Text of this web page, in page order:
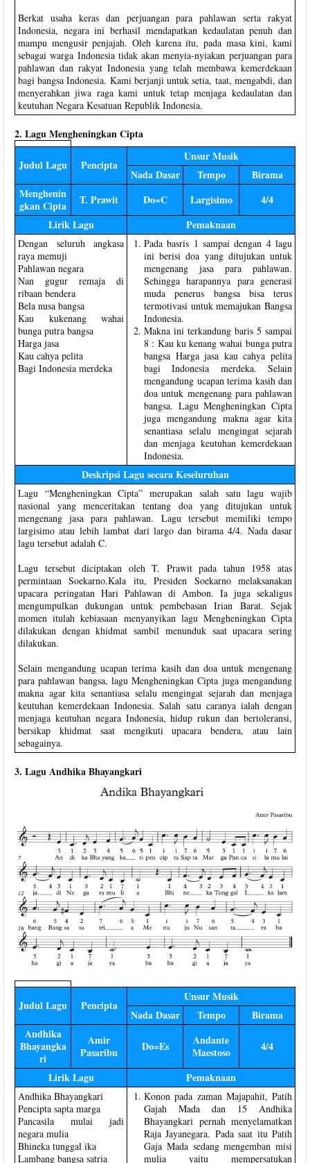
Berkat usaha keras dan perjuangan para pahlawan serta rakyat
Indonesia, negara ini berhasil mendapatkan kedaulatan penuh dan
mampu mengusir penjajah. Oleh karena itu, pada masa kini, kami
sebagai warga Indonesia tidak akan menyia-nyiakan perjuangan para
pahlawan dan rakyat Indonesia yang telah membawa kemerdekaan
bagi bangsa Indonesia. Kami berjanji untuk setia, taat, mengabdi, dan
menyerahkan jiwa raga kami untuk tetap menjaga kedaulatan dan
keutuhan Negara Kesatuan Republik Indonesia.
2. Lagu Mengheningkan Cipta
Judul Lagu Pencipta
Unsur Musik
Nada Dasar
Tempo
Birama
Menghenin
gkan Cipta
T. Prawit Do=C Largisimo
4/4
Lirik Lagu
Pemaknaan
Dengan seluruh angkasa
raya memuji
Pahlawan negara
Nan gugur remaja di
ribaan bendera
Bela nusa bangsa
Kau kukenang wahai
bunga putra bangsa
Harga jasa
Kau cahya pelita
Bagi Indonesia merdeka
Pada basris 1 sampai dengan 4 lagu
ini berisi doa yang ditujukan untuk
mengenang jasa para pahlawan.
Sehingga harapannya para generasi
muda penerus bangsa bisa terus
termotivasi untuk memajukan Bangsa
Indonesia.
Makna ini terkandung baris 5 sampai
8 : Kau ku kenang wahai bunga putra
bangsa Harga jasa kau cahya pelita
bagi Indonesia merdeka. Selain
mengandung ucapan terima kasih dan
doa untuk mengenang para pahlawan
bangsa. Lagu Mengheningkan Cipta
juga mengandung makna agar kita
senantiasa selalu mengingat sejarah
dan menjaga keutuhan kemerdekaan
Indonesia.
Deskripsi Lagu secara Keseluruhan
Lagu “Mengheningkan Cipta” merupakan salah satu lagu wajib
nasional yang menceritakan tentang doa yang ditujukan untuk
mengenang jasa para pahlawan. Lagu tersebut memiliki tempo
largisimo atau lebih lambat dari largo dan birama 4/4. Nada dasar
lagu tersebut adalah C.
Lagu tersebut diciptakan oleh T. Prawit pada tahun 1958 atas
permintaan Soekarno.Kala itu, Presiden Soekarno melaksanakan
upacara peringatan Hari Pahlawan di Ambon. Ia juga sekaligus
mengumpulkan dukungan untuk pembebasan Irian Barat. Sejak
momen itulah kebiasaan menyanyikan lagu Mengheningkan Cipta
dilakukan dengan khidmat sambil menunduk saat upacara sering
dilakukan.
Selain mengandung ucapan terima kasih dan doa untuk mengenang
para pahlawan bangsa, lagu Mengheningkan Cipta juga mengandung
makna agar kita senantiasa selalu mengingat sejarah dan menjaga
keutuhan kemerdekaan Indonesia. Salah satu caranya ialah dengan
menjaga keutuhan negara Indonesia, hidup rukun dan bertoleransi,
bersikap khidmat saat mengikuti upacara bendera, atau lain
sebagainya.
3. Lagu Andhika Bhayangkari
Judul Lagu Pencipta
Unsur Musik
Nada Dasar
Tempo
Birama
Andhika
Bhayangka
ri
Amir
Pasaribu
Do=Es
Andante
Maestoso
4/4
Lirik Lagu Pemaknaan
Andhika Bhayangkari
Pencipta sapta marga
Pancasila mulai jadi
negara mulia
Bhineka tunggal ika
Lambang bangsa satria
Konon pada zaman Majapahit, Patih
Gajah Mada dan 15 Andhika
Bhayangkari pernah menyelamatkan
Raja Jayanegara. Pada saat itu Patih
Gaja Mada sedang mengemban misi
mulia yaitu mempersatukan